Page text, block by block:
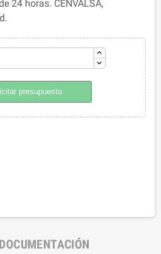
24 horas. CENVALSA,
presupuesto
DOCUMENTACIÓN